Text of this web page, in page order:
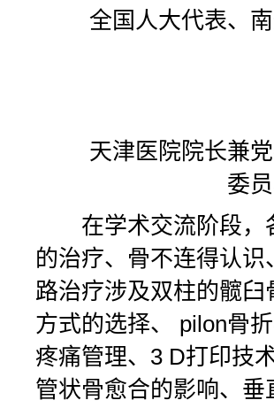
全国人大代表、南
天津医院院长兼党
委
在学术交流阶段，
的治疗、骨不连得认
路治疗涉及双柱的髋
方式的选择、 pilon骨
疼痛管理、3 D打印技
管状骨愈合的影响、